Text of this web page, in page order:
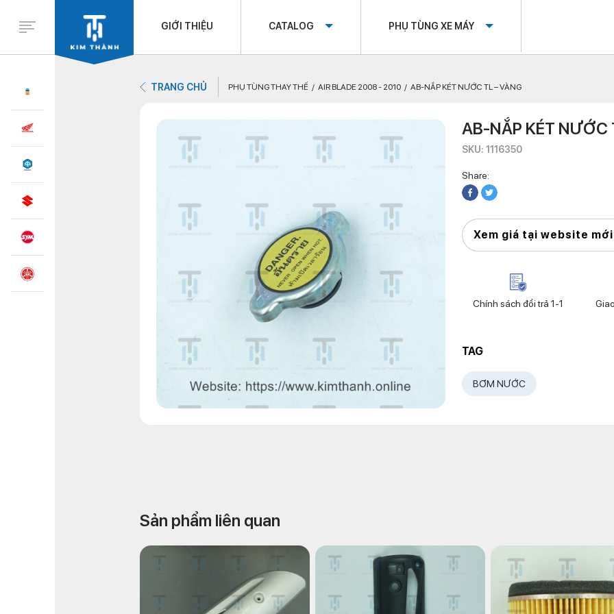
GIỚI THIỆU CATALOG PHỤ TÙNG XE MÁY
TRANG CHỦ PHỤ TÙNG THAY THẾ AIR BLADE 2008 - 2010 AB-NẮP KÉT NƯỚC TL – VÀNG
AB-NẮP KÉT NƯỚC
SKU: 1116350
Share:
Xem giá tại website mới
Chính sách đổi trả 1-1
TAG
BƠM NƯỚC
Sản phẩm liên quan